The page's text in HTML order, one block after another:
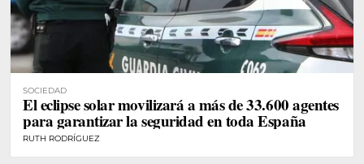
SOCIEDAD
El eclipse solar movilizará a más de 33.600 agentes
para garantizar la seguridad en toda España
RUTH RODRÍGUEZ